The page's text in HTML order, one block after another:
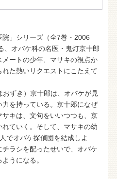
」シリーズ（全7巻・2006
、オバケ科の名医・鬼灯京十郎
ートの少年、マサキの視点か
た熱いリクエストにこたえて
ずき）京十郎は、オバケが見
を持っている。京十郎になぜ
キは、文句をいいつつも、京
ていく。そして、マサキの幼
でオバケ探偵団を結成しよ
ラシを配ったせいで、オバケ
うになる。